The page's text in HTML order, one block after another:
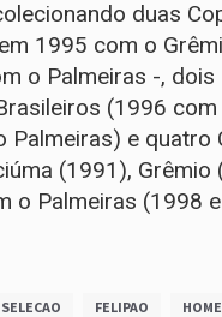
duas
1995 com o
o Palmeiras -, dois
(1996
Palmeiras) e quatro
(1991), Grêmio
o Palmeiras (1998
SELECAO FELIPAO